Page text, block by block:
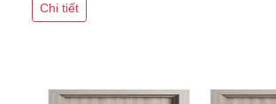
Chi tiết